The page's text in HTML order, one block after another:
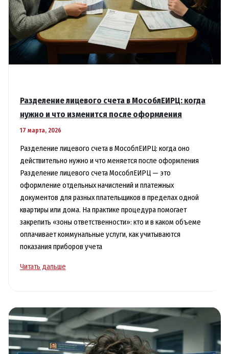
Разделение лицевого счета в МособлЕИРЦ: когда
нужно и что изменится после оформления
17 марта, 2026
Разделение лицевого счета в МособлЕИРЦ: когда оно
действительно нужно и что меняется после оформления
Разделение лицевого счета МособлЕИРЦ — это
оформление отдельных начислений и платежных
документов для разных плательщиков в пределах одной
квартиры или дома. На практике процедура помогает
закрепить «зоны ответственности»: кто и в каком объеме
оплачивает коммунальные услуги, как учитываются
показания приборов учета
Разделение
МособлЕИРЦ:
когда
нужно
и
Читать дальше